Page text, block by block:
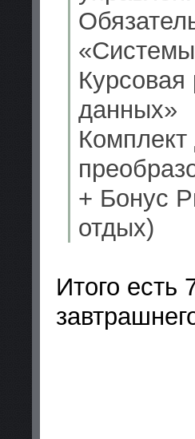
данных»
Комплект
+ Бонус
отдых)
Итого есть